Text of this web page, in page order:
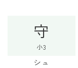
守
小3
シュ